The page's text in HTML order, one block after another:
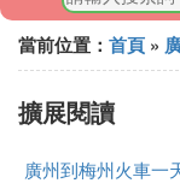
當前位置： 首頁 »
擴展閱讀
廣州到梅州火車一